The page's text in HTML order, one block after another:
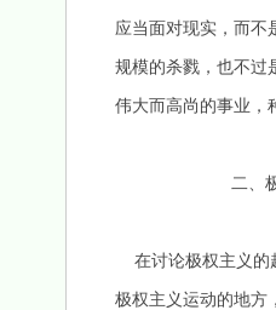
应当面对现实，而不
规模的杀戮，也不过
伟大而高尚的事业，
二、极权主义
在讨论极权主义的
极权主义运动的地方